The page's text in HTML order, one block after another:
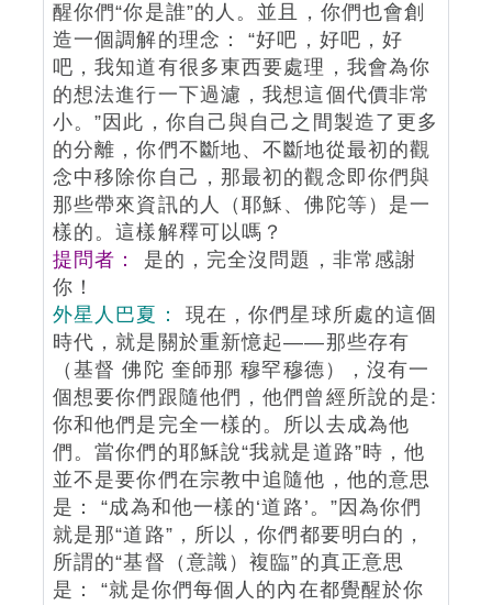
醒你們“你是誰”的人。並且，你們也會創
造一個調解的理念： “好吧，好吧，好
吧，我知道有很多東西要處理，我會為你
的想法進行一下過濾，我想這個代價非常
小。”因此，你自己與自己之間製造了更多
的分離，你們不斷地、不斷地從最初的觀
念中移除你自己，那最初的觀念即你們與
那些帶來資訊的人（耶穌、佛陀等）是一
樣的。這樣解釋可以嗎？
提問者：
是的，完全沒問題，非常感謝
你！
外星人巴夏：
現在，你們星球所處的這個
時代，就是關於重新憶起——那些存有
（基督 佛陀 奎師那 穆罕穆德），沒有一
個想要你們跟隨他們，他們曾經所說的是:
你和他們是完全一樣的。所以去成為他
們。當你們的耶穌說“我就是道路”時，他
並不是要你們在宗教中追隨他，他的意思
是： “成為和他一樣的‘道路’。”因為你們
就是那“道路”，所以，你們都要明白的，
所謂的“基督（意識）複臨”的真正意思
是： “就是你們每個人的內在都覺醒於你